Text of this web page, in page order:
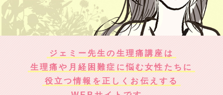
ジェミー先生の生理痛講座は
生理痛や月経困難症に悩む女性たちに
役立つ情報を正しくお伝えする